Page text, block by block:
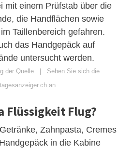
mit einem Prüfstab über die
die Handflächen sowie
Taillenbereich gefahren.
das Handgepäck auf
untersucht werden.
der Quelle | Sehen Sie sich die
an
Flüssigkeit Flug?
Zahnpasta, Cremes
in die Kabine